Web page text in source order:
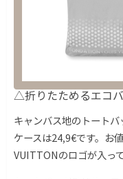
△折りたためるエコ
キャンバス地のトート
ケースは24,9€です。お
VUITTONのロゴが入っ